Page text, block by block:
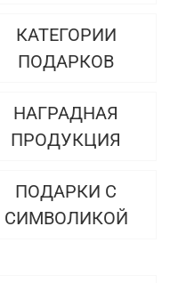
КАТЕГОРИИ
ПОДАРКОВ
НАГРАДНАЯ
ПРОДУКЦИЯ
ПОДАРКИ С
СИМВОЛИКОЙ